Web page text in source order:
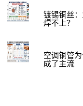
镀锡铜丝
焊不上？
空调铜管
成了主流